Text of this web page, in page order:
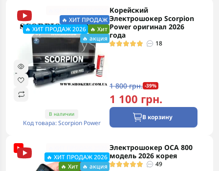
🔥 ХИТ ПРОДАЖ
🔥 ХИТ ПРОДАЖ 2026 🔥 Хит
🔥 акция
В наличии
Код товара: Scorpion Power
Корейский
Электрошокер Scorpion
Power оригинал 2026
года
18
1 800 грн. -39%
1 100 грн.
В корзину
🔥 ХИТ ПРОДАЖ 2026
🔥 Хит 🔥 акция
Электрошокер ОСА 800
модель 2026 корея
49